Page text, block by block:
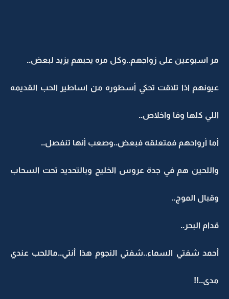
مر اسبوعين على زواجهم..وكل مره يحبهم يزيد لبعض..
عيونهم اذا تلاقت تحكي أسطوره من اساطير الحب القديمه
اللي كلها وفا واخلاص..
أما أرواحهم فمتعلقه فبعض..وصعب أنها تنفصل..
واللحين هم في جدة عروس الخليج وبالتحديد تحت السحاب
وقبال الموج..
قدام البحر..
أحمد شفتي السماء..شفتي النجوم هذا أنتي..ماللحب عندي
مدى..!!